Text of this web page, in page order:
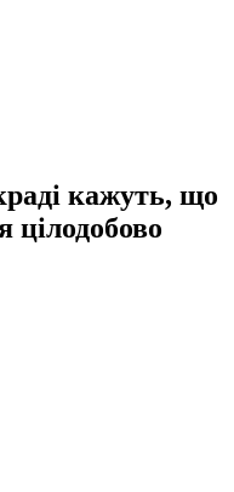
кажуть, що
цілодобово